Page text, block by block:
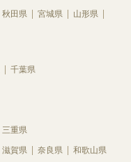
秋田県 宮城県
山形県
千葉県
三重県
滋賀県 奈良県 和歌山県